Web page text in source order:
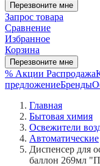
Перезвоните мне
Запрос товара
Сравнение
Избранное
Корзина
Перезвоните мне
% Акции Распродажа
предложениеБренды
Главная
Бытовая химия
Освежители
Автоматические
Диспенсер для
баллон 269мл